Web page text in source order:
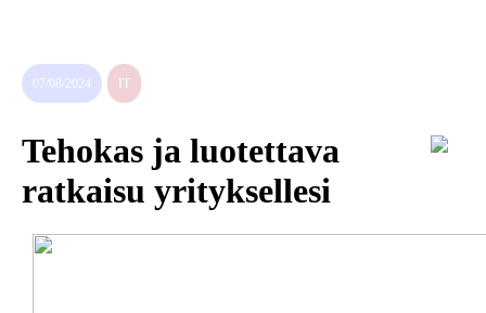
07/08/2024 IT
Tehokas ja luotettava
ratkaisu yrityksellesi